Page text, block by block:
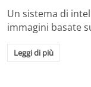
Un sistema di
immagini basate
Leggi di più